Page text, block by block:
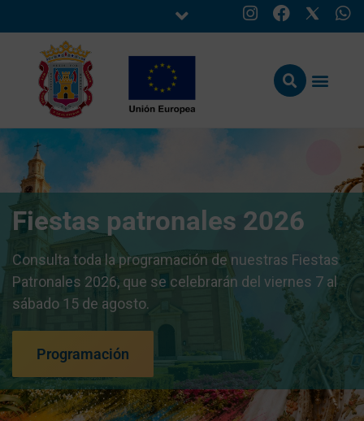
Fiestas patronales 2026
Consulta toda la programación de nuestras Fiestas
Patronales 2026, que se celebrarán del viernes 7 al
sábado 15 de agosto.
Programación